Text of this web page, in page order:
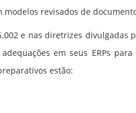
revisados de
e nas diretrizes divulgadas
em seus ERPs
estão: